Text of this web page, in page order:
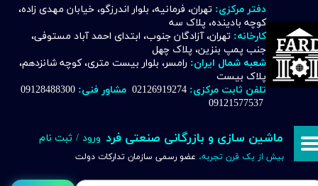
دفتر مرکزی: تهران، فرمانیه، بلوار اندرزگو، خیابان مهدی زاده،
کوچه بادینده، پلاک سه
کارخانه: تهران، آزادگان جنوب، ابتدای احمد آباد مستوفی،
جنب پمپ بنزین، پلاک چهل
شعبه شمال ایران: رامسر، بلوار بیست متری، کوچه شانزدهم،
پلاک بیست
تلفن ثابت مرکزی: 02126919274 مشاور فنی:
09121577537
ماشین سازی و بازرگانی صنعتی فرد
بیش از یک قرن تجربه، عضو رسمی سازمان تدارکات دولت
ورود / ثبت نام
حساب کاربری من
تغییر گذر واژه
خروج از حساب کاربری